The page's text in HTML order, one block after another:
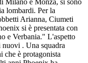
lombardi. Per la
Arianna, Ciumeti
si è presentata con
e Verbania." L'aspetto
. Una squadra
che è protagonista